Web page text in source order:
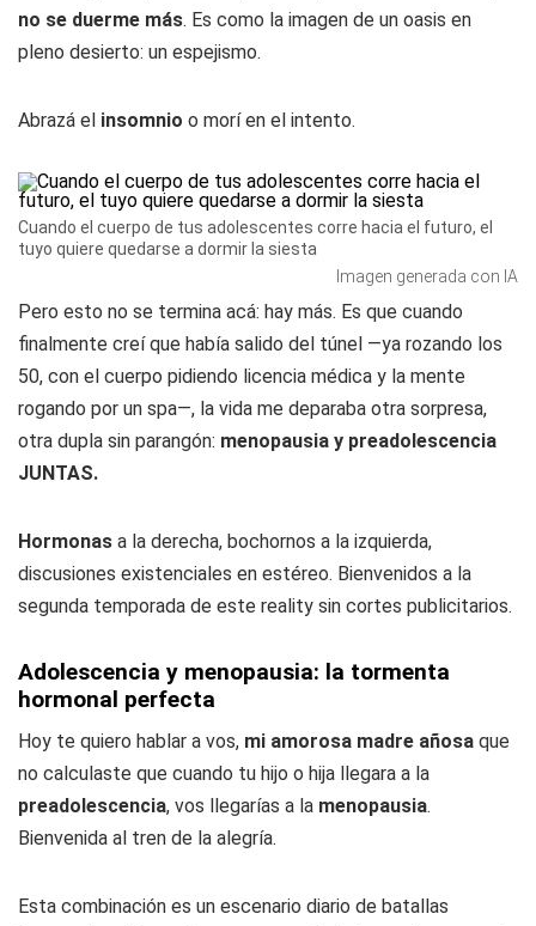
no se duerme más. Es como la imagen de un oasis en
pleno desierto: un espejismo.
Abrazá el insomnio o morí en el intento.
Cuando el cuerpo de tus adolescentes corre hacia el futuro, el
tuyo quiere quedarse a dormir la siesta
Imagen generada con IA
Pero esto no se termina acá: hay más. Es que cuando
finalmente creí que había salido del túnel —ya rozando los
50, con el cuerpo pidiendo licencia médica y la mente
rogando por un spa—, la vida me deparaba otra sorpresa,
otra dupla sin parangón: menopausia y preadolescencia
JUNTAS.
Hormonas a la derecha, bochornos a la izquierda,
discusiones existenciales en estéreo. Bienvenidos a la
segunda temporada de este reality sin cortes publicitarios.
Adolescencia y menopausia: la tormenta
hormonal perfecta
Hoy te quiero hablar a vos, mi amorosa madre añosa que
no calculaste que cuando tu hijo o hija llegara a la
preadolescencia, vos llegarías a la menopausia.
Bienvenida al tren de la alegría.
Esta combinación es un escenario diario de batallas